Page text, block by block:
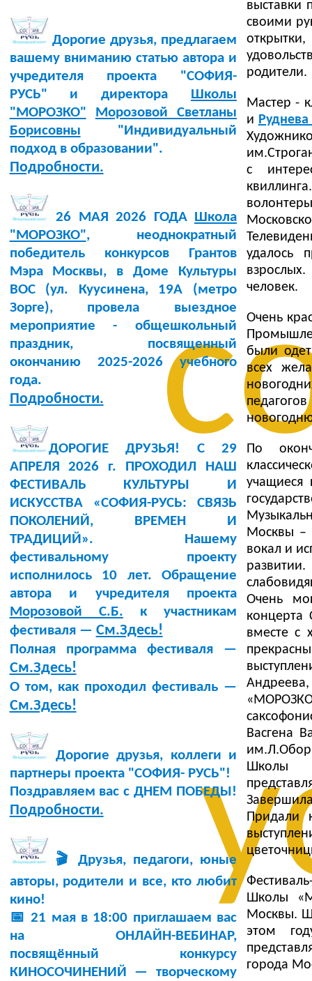
Дорогие друзья, предлагаем
вашему вниманию статью автора и
учредителя проекта "СОФИЯ-
РУСЬ" и директора Школы
"МОРОЗКО"
Морозовой Светланы
Борисовны "Индивидуальный
подход в образовании".
Подробности.
26 МАЯ 2026 ГОДА Школа
"МОРОЗКО", неоднократный
победитель конкурсов Грантов
Мэра Москвы, в Доме Культуры
BOC (ул. Куусинена, 19А (метро
Зорге), провела выездное
мероприятие - общешкольный
праздник, посвященный
окончанию 2025-2026 учебного
года.
Подробности.
ДОРОГИЕ ДРУЗЬЯ! С 29
АПРЕЛЯ 2026 г. ПРОХОДИЛ НАШ
ФЕСТИВАЛЬ КУЛЬТУРЫ И
ИСКУССТВА «СОФИЯ-РУСЬ: СВЯЗЬ
ПОКОЛЕНИЙ, ВРЕМЕН И
ТРАДИЦИЙ». Нашему
фестивальному проекту
исполнилось 10 лет. Обращение
автора и учредителя проекта
Морозовой С.Б. к участникам
фестиваля — См.Здесь!
Полная программа фестиваля —
См.Здесь!
О том, как проходил фестиваль —
См.Здесь!
Дорогие друзья, коллеги и
партнеры проекта "СОФИЯ- РУСЬ"!
Поздравляем вас с ДНЕМ ПОБЕДЫ!
Подробности.
🎬 Друзья, педагоги, юные
авторы, родители и все, кто любит
кино!
📅 21 мая в 18:00 приглашаем вас
на ОНЛАЙН-ВЕБИНАР,
посвящённый конкурсу
КИНОСОЧИНЕНИЙ — творческому
выставки
своими
родители.
Мастер -
и
с
удалось
человек.
Очень
были
всех
По
учащиеся
Москвы –
вокал и
Очень
вместе с
Васгена
Школы
Придали
Школы
Москвы.
этом
города